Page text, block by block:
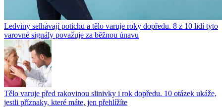
Ledviny selhávají potichu a tělo varuje roky dopředu. 8 z 10 lidí tyto
varovné signály považuje za běžnou únavu
Tělo varuje před rakovinou slinivky i rok dopředu. 10 otázek ukáže,
jestli příznaky, které máte, jen přehlížíte